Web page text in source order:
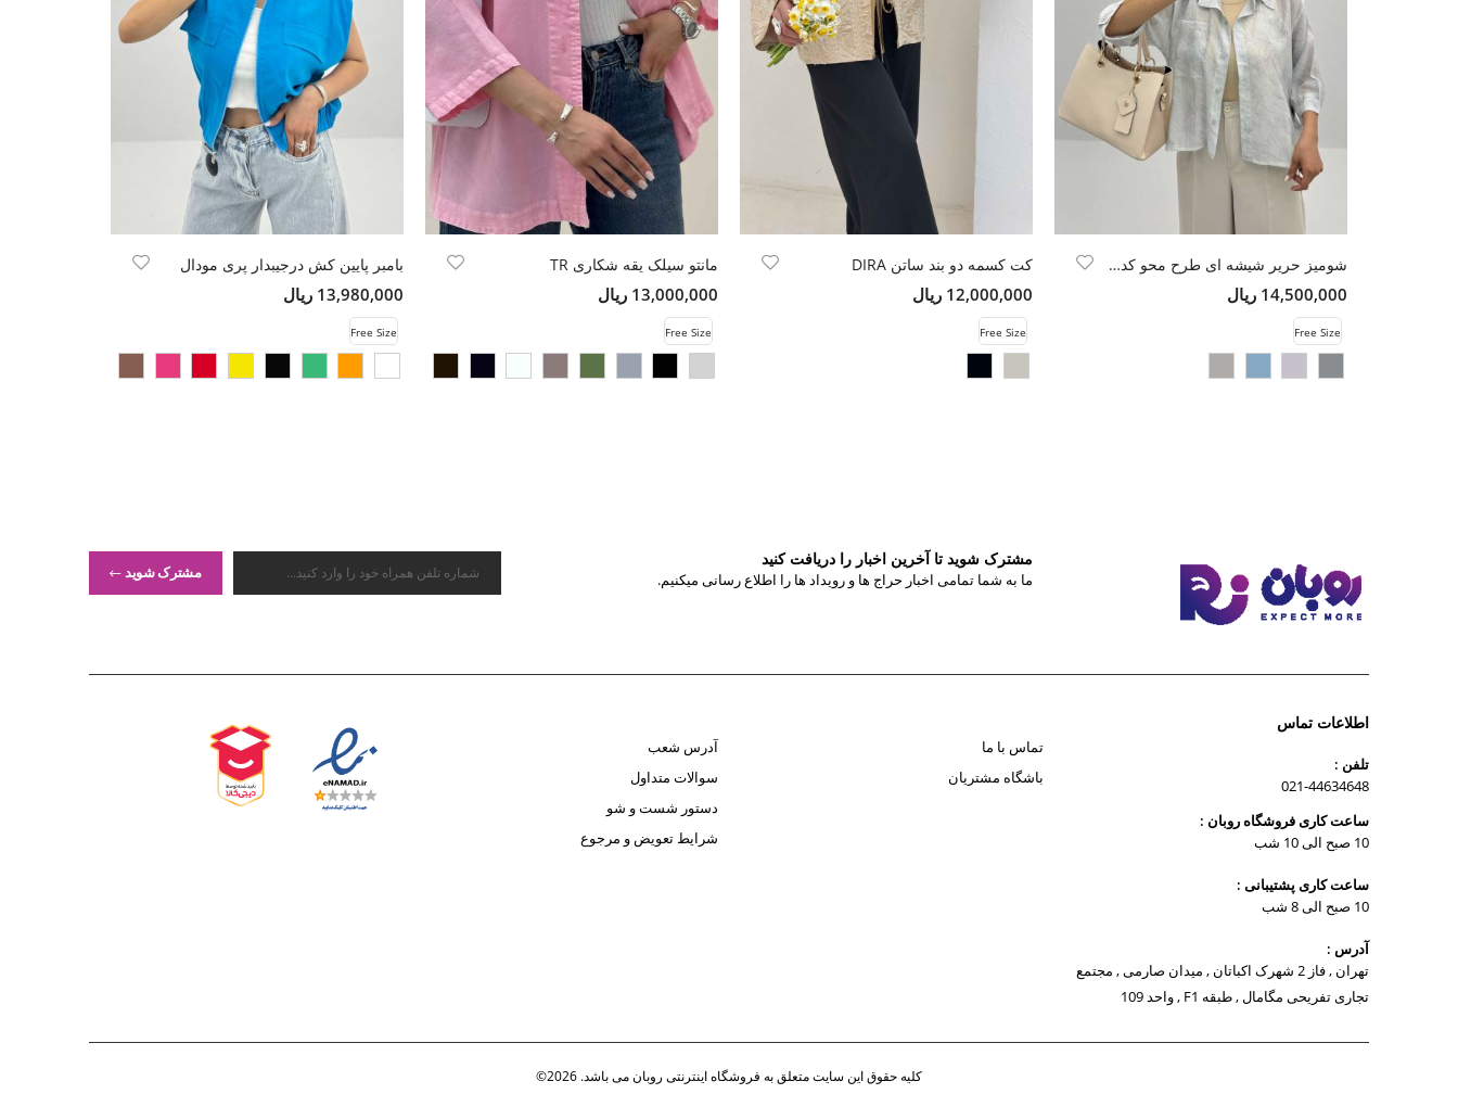
شومیز حریر شیشه ای طرح محو کد 7003
14,500,000 ریال
Free Size
کت کسمه دو بند ساتن DIRA
12,000,000 ریال
Free Size
مانتو سیلک یقه شکاری TR
13,000,000 ریال
Free Size
بامبر پایین کش درجیبدار پری مودال
13,980,000 ریال
Free Size
مشترک شوید تا آخرین اخبار را دریافت کنید
ما به شما تمامی اخبار حراج ها و رویداد ها را اطلاع رسانی میکنیم. مشترک شوید
اطلاعات تماس
تلفن :
021-44634648
ساعت کاری فروشگاه روبان :
10 صبح الی 10 شب
ساعت کاری پشتیبانی :
10 صبح الی 8 شب
آدرس :
تهران , فاز 2 شهرک اکباتان , میدان صارمی , مجتمع
تجاری تفریحی مگامال , طبقه F1 , واحد 109
تماس با ما
باشگاه مشتریان
آدرس شعب
سوالات متداول
دستور شست و شو
شرایط تعویض و مرجوع
کلیه حقوق این سایت متعلق به فروشگاه اینترنتی روبان می باشد. 2026©